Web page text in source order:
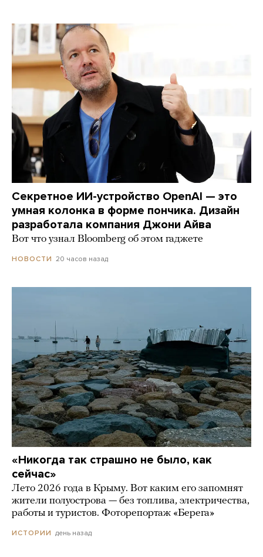
Секретное ИИ-устройство OpenAI — это
умная колонка в форме пончика. Дизайн
разработала компания Джони Айва
Вот что узнал Bloomberg об этом гаджете
НОВОСТИ 20 часов назад
«Никогда так страшно не было, как
сейчас»
Лето 2026 года в Крыму. Вот каким его запомнят
жители полуострова — без топлива, электричества,
работы и туристов. Фоторепортаж «Берега»
ИСТОРИИ день назад